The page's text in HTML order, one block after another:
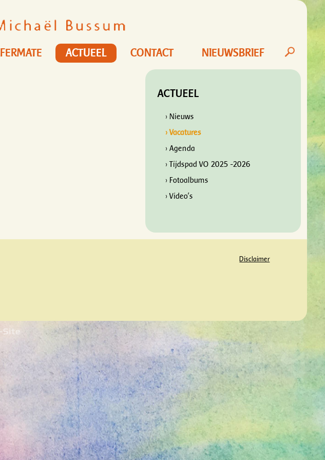
FERMATE ACTUEEL CONTACT NIEUWSBRIEF
ACTUEEL
› Nieuws
› Vacatures
› Agenda
› Tijdspad VO 2025 -2026
› Fotoalbums
› Video's
Disclaimer